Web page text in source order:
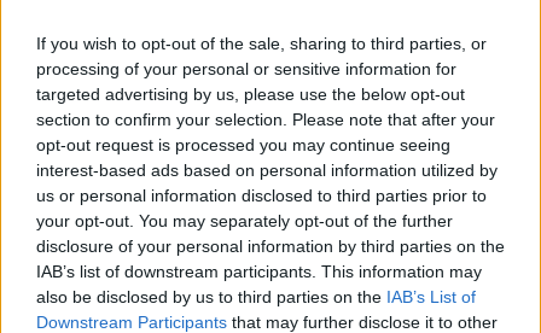
If you wish to opt-out of the sale, sharing to third parties, or
processing of your personal or sensitive information for
targeted advertising by us, please use the below opt-out
section to confirm your selection. Please note that after your
opt-out request is processed you may continue seeing
interest-based ads based on personal information utilized by
us or personal information disclosed to third parties prior to
your opt-out. You may separately opt-out of the further
disclosure of your personal information by third parties on the
IAB’s list of downstream participants. This information may
also be disclosed by us to third parties on the IAB’s List of
Downstream Participants that may further disclose it to other